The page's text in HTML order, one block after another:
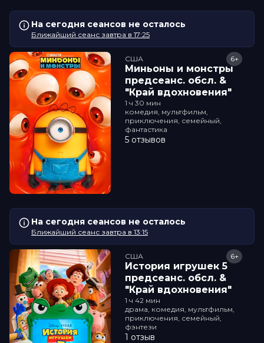
На сегодня сеансов не осталось
Ближайший сеанс завтра в 17:25
США
Миньоны и монстры
прeдсeанc. обсл. &
"Край вдохновения"
6+
1 ч 30 мин
комедия, мультфильм,
приключения, семейный,
фантастика
5 отзывов
На сегодня сеансов не осталось
Ближайший сеанс завтра в 13:15
США
История игрушек 5
прeдсeанc. обсл. &
"Край вдохновения"
6+
1 ч 42 мин
драма, комедия, мультфильм,
приключения, семейный,
фэнтези
1 отзыв